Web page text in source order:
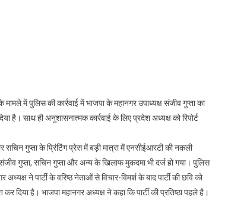
में पुलिस की कार्रवाई में भाजपा के महानगर उपाध्यक्ष संजीव गुप्ता का
है। साथ ही अनुशासनात्मक कार्रवाई के लिए प्रदेश अध्यक्ष को रिपोर्ट
सचिन गुप्ता के प्रिंटिंग प्रेस में बड़ी मात्रा में एनसीईआरटी की नकली
गुप्ता, सचिन गुप्ता और अन्य के खिलाफ मुकदमा भी दर्ज हो गया। पुलिस
ने पार्टी के वरिष्ठ नेताओं से विचार-विमर्श के बाद पार्टी की छवि को
दिया है। भाजपा महानगर अध्यक्ष ने कहा कि पार्टी की प्रतिष्ठा पहले है।